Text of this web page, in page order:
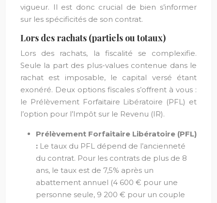
vigueur. Il est donc crucial de bien s’informer
sur les spécificités de son contrat.
Lors des rachats (partiels ou totaux)
Lors des rachats, la fiscalité se complexifie.
Seule la part des plus-values contenue dans le
rachat est imposable, le capital versé étant
exonéré. Deux options fiscales s’offrent à vous :
le Prélèvement Forfaitaire Libératoire (PFL) et
l’option pour l’Impôt sur le Revenu (IR).
Prélèvement Forfaitaire Libératoire (PFL)
: Le taux du PFL dépend de l’ancienneté
du contrat. Pour les contrats de plus de 8
ans, le taux est de 7,5% après un
abattement annuel (4 600 € pour une
personne seule, 9 200 € pour un couple